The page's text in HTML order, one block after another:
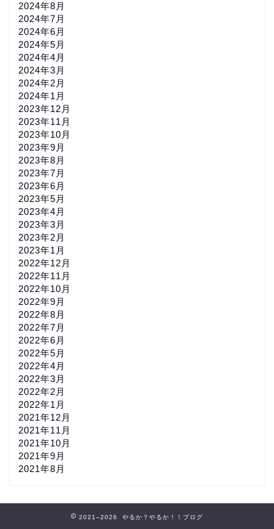
2024年8月
2024年7月
2024年6月
2024年5月
2024年4月
2024年3月
2024年2月
2024年1月
2023年12月
2023年11月
2023年10月
2023年9月
2023年8月
2023年7月
2023年6月
2023年5月
2023年4月
2023年3月
2023年2月
2023年1月
2022年12月
2022年11月
2022年10月
2022年9月
2022年8月
2022年7月
2022年6月
2022年5月
2022年4月
2022年3月
2022年2月
2022年1月
2021年12月
2021年11月
2021年10月
2021年9月
2021年8月
2021–2026 やるか？やるか！！ブログ